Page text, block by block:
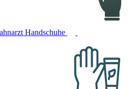
Handschuhe